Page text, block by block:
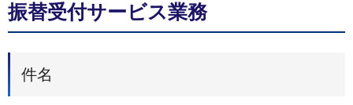
振替受付サービス業務
件名